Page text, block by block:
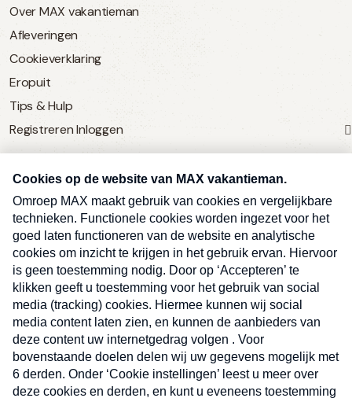
Over MAX vakantieman
Afleveringen
Cookieverklaring
Eropuit
Tips & Hulp
Registreren Inloggen
SERVICE
Over Omroep MAX
MAX Vandaag
MAX Meldpunt
Pers
Contact
Algemene voorwaarden
Privacyverklaring
Kwetsbaarheid melden
Ben je benieuwd naar meer
vakantienieuws- en tips?